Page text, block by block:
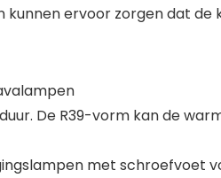
ervoor zorgen dat
De R39-vorm kan de
met schroefvoet